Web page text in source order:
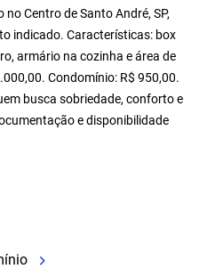
Centro de Santo André, SP,
indicado. Características: box
armário na cozinha e área de
Condomínio: R$ 950,00.
busca sobriedade, conforto e
e disponibilidade